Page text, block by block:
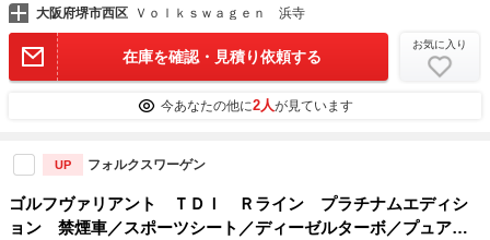
大阪府堺市西区 Ｖｏｌｋｓｗａｇｅｎ 浜寺
在庫を確認・見積り依頼する
お気に入り
今あなたの他に2人が見ています
UP フォルクスワーゲン
ゴルフヴァリアント ＴＤＩ Ｒライン プラチナムエディシ
ョン 禁煙車／スポーツシート／ディーゼルターボ／プュアホ